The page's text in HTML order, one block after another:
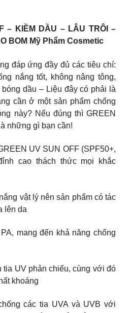
– KIỀM DẦU – LÂU TRÔI –
BOM Mỹ Phẩm Cosmetic
đáp ứng đầy đủ các tiêu chí:
nắng tốt, không nâng tông,
dầu – Liệu đây có phải là
cần ở một sản phẩm chống
này? Nếu đúng thì GREEN
những gì bạn cần!
UV SUN OFF (SPF50+,
cao thách thức mọi khắc
vật lý nên sản phẩm có tác
lên da
mang đến khả năng chống
tia UV phản chiếu, cùng với đó
khoáng
các tia UVA và UVB với